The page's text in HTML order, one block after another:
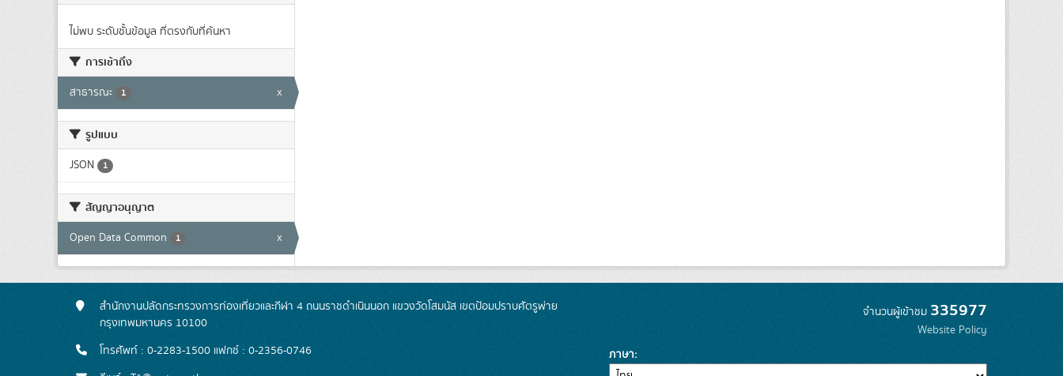
ไม่พบ ระดับชั้นข้อมูล ที่ตรงกับที่ค้นหา
การเข้าถึง
สาธารณะ 1 x
รูปแบบ
JSON 1
สัญญาอนุญาต
Open Data Common 1 x
สำนักงานปลัดกระทรวงการท่องเที่ยวและกีฬา 4 ถนนราชดำเนินนอก แขวงวัดโสมนัส เขตป้อมปราบศัตรูพ่าย
กรุงเทพมหานคร 10100
โทรศัพท์ : 0-2283-1500 แฟกซ์ : 0-2356-0746
จำนวนผู้เข้าชม 335977
Website Policy
ภาษา